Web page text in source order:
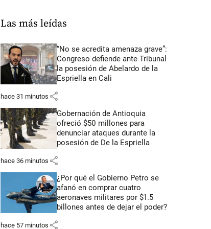
Las más leídas
“No se acredita amenaza grave”:
Congreso defiende ante Tribunal
la posesión de Abelardo de la
Espriella en Cali
hace 31 minutos share
Gobernación de Antioquia
ofreció $50 millones para
denunciar ataques durante la
posesión de De la Espriella
hace 36 minutos share
¿Por qué el Gobierno Petro se
afanó en comprar cuatro
aeronaves militares por $1.5
billones antes de dejar el poder?
hace 57 minutos share